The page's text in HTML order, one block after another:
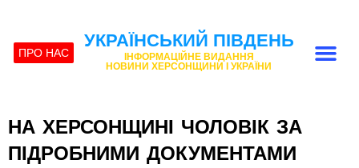
ПРО НАС
УКРАЇНСЬКИЙ ПІВДЕНЬ
ІНФОРМАЦІЙНЕ ВИДАННЯ
НОВИНИ ХЕРСОНЩИНИ І УКРАЇНИ
НА ХЕРСОНЩИНІ ЧОЛОВІК ЗА
ПІДРОБНИМИ ДОКУМЕНТАМИ